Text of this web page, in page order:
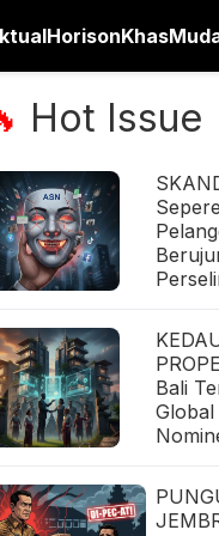
HorisonKhas
Hot Issue
Bali
Global